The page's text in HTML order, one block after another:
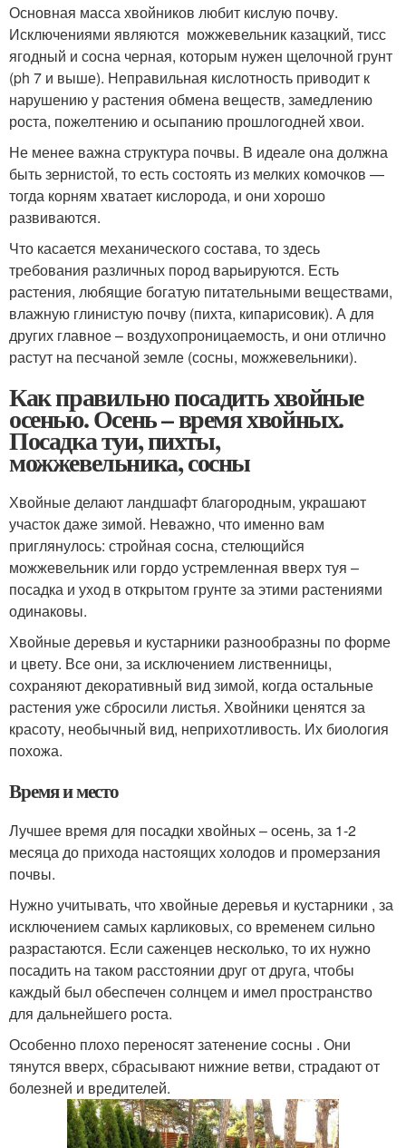
Основная масса хвойников любит кислую почву.
Исключениями являются можжевельник казацкий, тисс
ягодный и сосна черная, которым нужен щелочной грунт
(ph 7 и выше). Неправильная кислотность приводит к
нарушению у растения обмена веществ, замедлению
роста, пожелтению и осыпанию прошлогодней хвои.
Не менее важна структура почвы. В идеале она должна
быть зернистой, то есть состоять из мелких комочков —
тогда корням хватает кислорода, и они хорошо
развиваются.
Что касается механического состава, то здесь
требования различных пород варьируются. Есть
растения, любящие богатую питательными веществами,
влажную глинистую почву (пихта, кипарисовик). А для
других главное – воздухопроницаемость, и они отлично
растут на песчаной земле (сосны, можжевельники).
Как правильно посадить хвойные
осенью. Осень – время хвойных.
Посадка туи, пихты,
можжевельника, сосны
Хвойные делают ландшафт благородным, украшают
участок даже зимой. Неважно, что именно вам
приглянулось: стройная сосна, стелющийся
можжевельник или гордо устремленная вверх туя –
посадка и уход в открытом грунте за этими растениями
одинаковы.
Хвойные деревья и кустарники разнообразны по форме
и цвету. Все они, за исключением лиственницы,
сохраняют декоративный вид зимой, когда остальные
растения уже сбросили листья. Хвойники ценятся за
красоту, необычный вид, неприхотливость. Их биология
похожа.
Время и место
Лучшее время для посадки хвойных – осень, за 1-2
месяца до прихода настоящих холодов и промерзания
почвы.
Нужно учитывать, что хвойные деревья и кустарники , за
исключением самых карликовых, со временем сильно
разрастаются. Если саженцев несколько, то их нужно
посадить на таком расстоянии друг от друга, чтобы
каждый был обеспечен солнцем и имел пространство
для дальнейшего роста.
Особенно плохо переносят затенение сосны . Они
тянутся вверх, сбрасывают нижние ветви, страдают от
болезней и вредителей.